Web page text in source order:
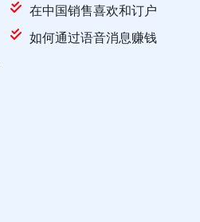
在中国销售喜欢和订户
如何通过语音消息赚钱